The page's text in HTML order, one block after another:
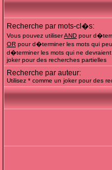
Recherche par mots-cl�s:
Vous pouvez utiliserAND pour
OR pour d�terminer les mots qui
d�terminer les mots qui ne
joker pour des recherches partielles
Recherche par auteur:
Utilisez * comme un joker pour des